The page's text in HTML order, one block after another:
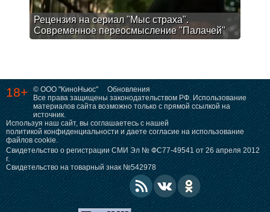
Рецензия на сериал "Мыс страха".
Современное переосмысление "Палачей"
18+ © ООО "КиноНьюс"
Обновления
Все права защищены законодательством РФ. Использование
материалов сайта возможно только с прямой ссылкой на
источник.
Используя наш сайт, вы соглашаетесь с нашей
политикой конфиденциальности и даете согласие на использование
файлов cookie.
Свидетельство о регистрации СМИ Эл № ФС77-49541 от 26 апреля 2012
г.
Свидетельство на товарный знак №542978